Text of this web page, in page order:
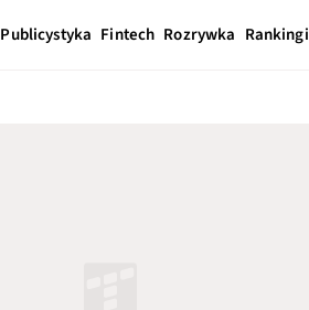
Publicystyka Fintech Rozrywka Rankingi